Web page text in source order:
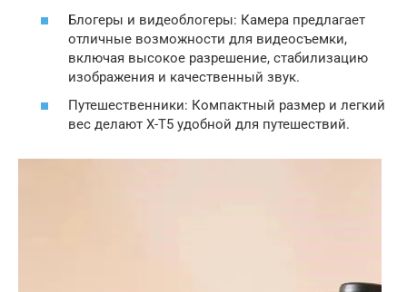
Блогеры и видеоблогеры: Камера предлагает
отличные возможности для видеосъемки,
включая высокое разрешение, стабилизацию
изображения и качественный звук.
Путешественники: Компактный размер и легкий
вес делают X-T5 удобной для путешествий.